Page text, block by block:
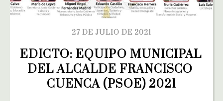
27 DE JULIO DE 2021
EDICTO: EQUIPO MUNICIPAL
DEL ALCALDE FRANCISCO
CUENCA (PSOE) 2021